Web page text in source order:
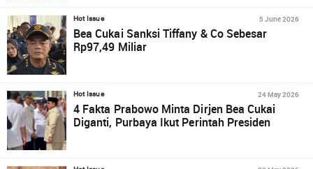
Hot Issue 5 June 2026
Bea Cukai Sanksi Tiffany & Co Sebesar
Rp97,49 Miliar
Hot Issue 24 May 2026
4 Fakta Prabowo Minta Dirjen Bea Cukai
Diganti, Purbaya Ikut Perintah Presiden